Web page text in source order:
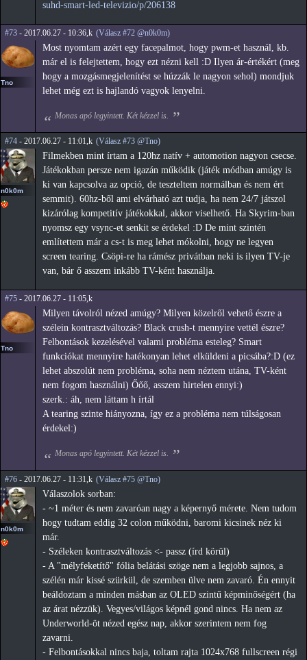
suhd-smart-led-televizio/p/206138
#73 - 2017.06.27 - 10:36,k (Válasz #72 @n0k0m)
Tno
Most nyomtam azért egy facepalmot, hogy pwm-et használ, kb.
már el is felejtettem, hogy ezt nézni kell :D Ilyen ár-értékért (meg
hogy a mozgásmegjelenítést se húzzák le nagyon sehol) mondjuk
lehet még ezt is hajlandó vagyok lenyelni.
Monas apó legyintett. Két kézzel is.
#74 - 2017.06.27 - 11:01,k (Válasz #73 @Tno)
n0k0m
Filmekben mint írtam a 120hz natív + automotion nagyon csecse.
Játékokban persze nem igazán működik (játék módban amúgy is
ki van kapcsolva az opció, de teszteltem normálban és nem ért
semmit). 60hz-ből ami elvárható azt tudja, ha nem 24/7 játszol
kizárólag kompetitív játékokkal, akkor viselhető. Ha Skyrim-ban
nyomsz egy vsync-et senkit se érdekel :D De mint szintén
említettem már a cs-t is meg lehet mókolni, hogy ne legyen
screen tearing. Csöpi-re ha rámész privátban neki is ilyen TV-je
van, bár ő asszem inkább TV-ként használja.
#75 - 2017.06.27 - 11:05,k
Tno
Milyen távolról nézed amúgy? Milyen közelről vehető észre a
szélein kontrasztváltozás? Black crush-t mennyire vettél észre?
Felbontások kezelésével valami probléma esteleg? Smart
funkciókat mennyire hatékonyan lehet elküldeni a picsába?:D (ez
lehet abszolút nem probléma, soha nem néztem utána, TV-ként
nem fogom használni) Őőő, asszem hirtelen ennyi:)
szerk.: áh, nem láttam h írtál
A tearing szinte hiányozna, így ez a probléma nem túlságosan
érdekel:)
Monas apó legyintett. Két kézzel is.
#76 - 2017.06.27 - 11:31,k (Válasz #75 @Tno)
n0k0m
Válaszolok sorban:
- ~1 méter és nem zavaróan nagy a képernyő mérete. Nem tudom
hogy tudtam eddig 32 colon működni, baromi kicsinek néz ki
már.
- Széleken kontrasztváltozás <- passz (írd körül)
- A "mélyfeketítő" fólia belátási szöge nem a legjobb sajnos, a
szélén már kissé szürkül, de szemben ülve nem zavaró. Én ennyit
beáldoztam a minden másban az OLED szintű képminőségért (ha
az árat nézzük). Vegyes/világos képnél gond nincs. Ha nem az
Underworld-öt nézed egész nap, akkor szerintem nem fog
zavarni.
- Felbontásokkal nincs baja, toltam rajta 1024x768 fullscreen régi